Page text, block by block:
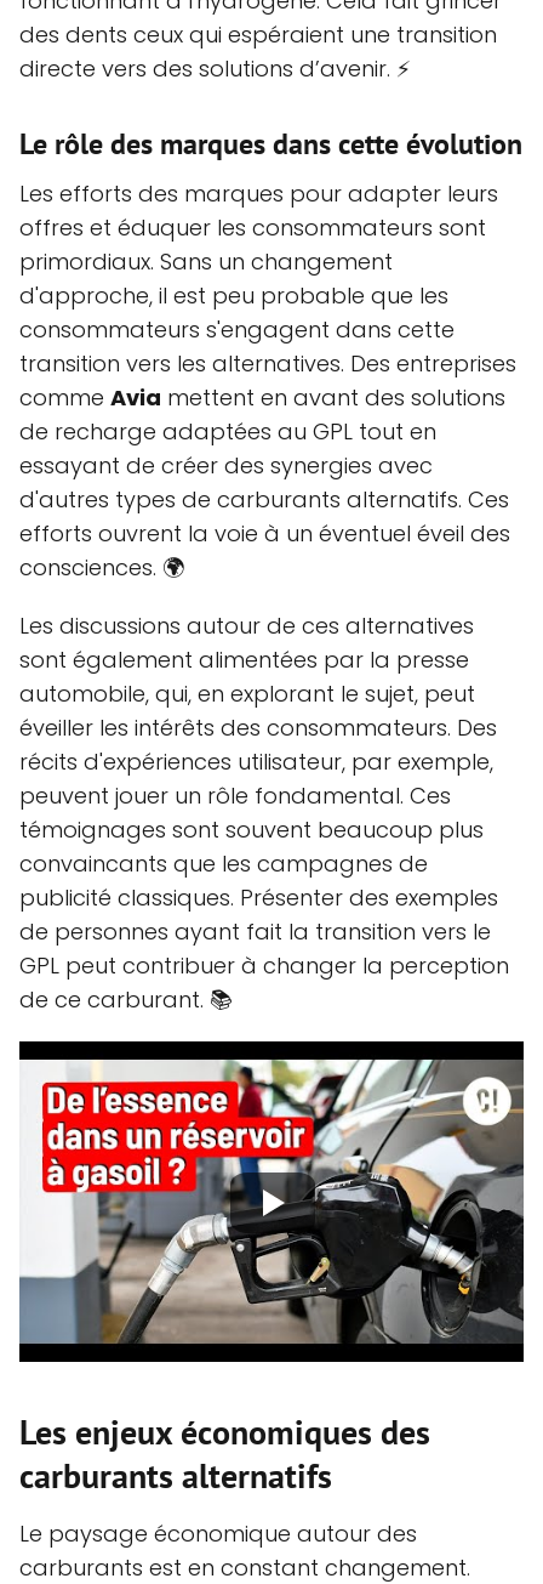
des dents ceux qui espéraient une transition
directe vers des solutions d’avenir. ⚡
Le rôle des marques dans cette évolution
Les efforts des marques pour adapter leurs
offres et éduquer les consommateurs sont
primordiaux. Sans un changement
d'approche, il est peu probable que les
consommateurs s'engagent dans cette
transition vers les alternatives. Des entreprises
comme Avia mettent en avant des solutions
de recharge adaptées au GPL tout en
essayant de créer des synergies avec
d'autres types de carburants alternatifs. Ces
efforts ouvrent la voie à un éventuel éveil des
consciences. 🌍
Les discussions autour de ces alternatives
sont également alimentées par la presse
automobile, qui, en explorant le sujet, peut
éveiller les intérêts des consommateurs. Des
récits d'expériences utilisateur, par exemple,
peuvent jouer un rôle fondamental. Ces
témoignages sont souvent beaucoup plus
convaincants que les campagnes de
publicité classiques. Présenter des exemples
de personnes ayant fait la transition vers le
GPL peut contribuer à changer la perception
de ce carburant. 📚
Les enjeux économiques des
carburants alternatifs
Le paysage économique autour des
carburants est en constant changement.